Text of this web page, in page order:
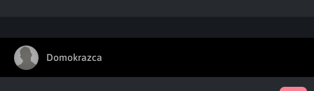
Domokrazca